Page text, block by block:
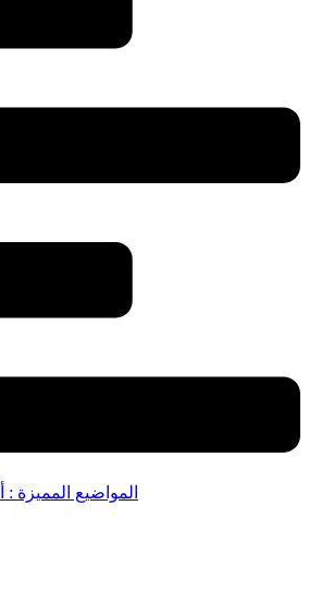
المواضيع المميزة :